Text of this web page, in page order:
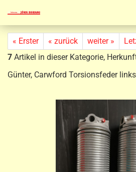
« Erster « zurück weiter »
7 Artikel in dieser Kategorie,
Günter, Carwford Torsionsfeder links